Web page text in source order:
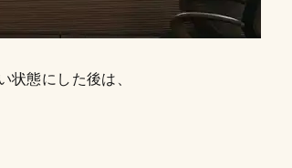
状態にした後は、